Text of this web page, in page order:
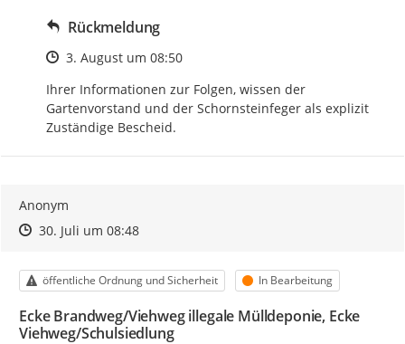
Rückmeldung
Zeitpunkt des Erstellens
3. August um 08:50
Ihrer Informationen zur Folgen, wissen der
Gartenvorstand und der Schornsteinfeger als explizit
Zuständige Bescheid.
Anonym
Zeitpunkt des Erstellens
Zeitpunkt des Erstellens
30. Juli um 08:48Zur Äußerung
Kategorie
öffentliche Ordnung und Sicherheit Status
In Bearbeitung
Ecke Brandweg/Viehweg illegale Mülldeponie, Ecke
Viehweg/Schulsiedlung